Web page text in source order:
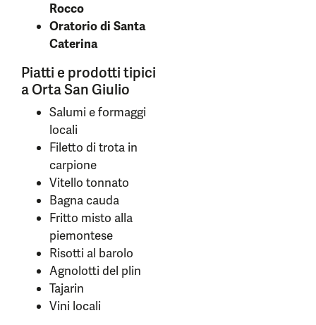
Rocco
Oratorio di Santa
Caterina
Piatti e prodotti tipici
a Orta San Giulio
Salumi e formaggi
locali
Filetto di trota in
carpione
Vitello tonnato
Bagna cauda
Fritto misto alla
piemontese
Risotti al barolo
Agnolotti del plin
Tajarin
Vini locali